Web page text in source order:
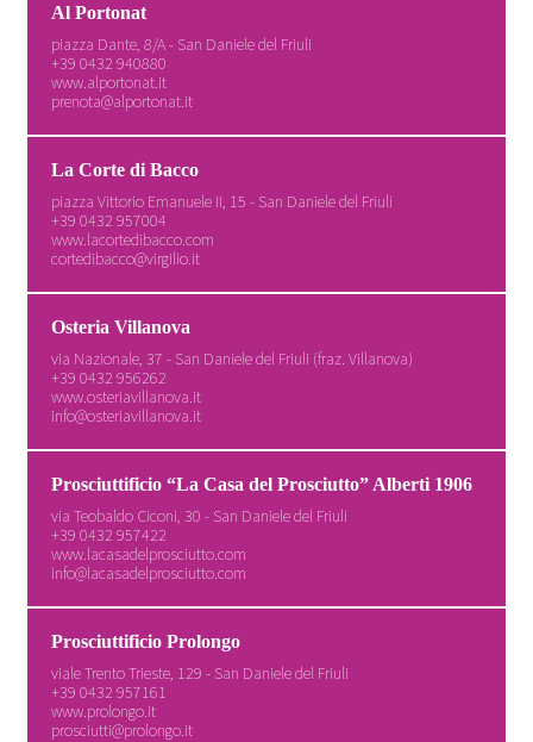
Al Portonat
piazza Dante, 8/A - San Daniele del Friuli
+39 0432 940880
www.alportonat.it
prenota@alportonat.it
La Corte di Bacco
piazza Vittorio Emanuele II, 15 - San Daniele del Friuli
+39 0432 957004
www.lacortedibacco.com
cortedibacco@virgilio.it
Osteria Villanova
via Nazionale, 37 - San Daniele del Friuli (fraz. Villanova)
+39 0432 956262
www.osteriavillanova.it
info@osteriavillanova.it
Prosciuttificio “La Casa del Prosciutto” Alberti 1906
via Teobaldo Ciconi, 30 - San Daniele del Friuli
+39 0432 957422
www.lacasadelprosciutto.com
info@lacasadelprosciutto.com
Prosciuttificio Prolongo
viale Trento Trieste, 129 - San Daniele del Friuli
+39 0432 957161
www.prolongo.it
prosciutti@prolongo.it